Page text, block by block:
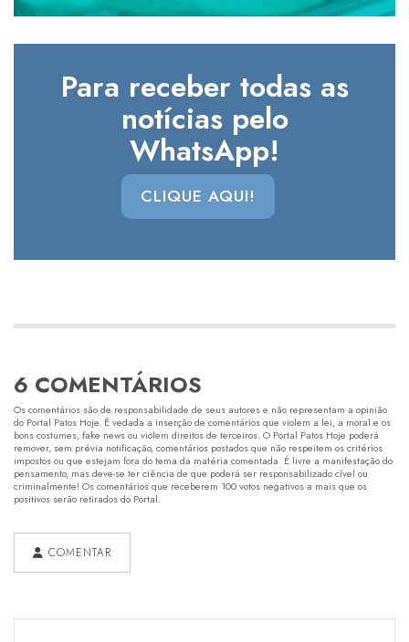
Para receber todas as
notícias pelo
WhatsApp!
CLIQUE AQUI!
6 COMENTÁRIOS
Os comentários são de responsabilidade de seus autores e não representam a opinião
do Portal Patos Hoje. É vedada a inserção de comentários que violem a lei, a moral e os
bons costumes, fake news ou violem direitos de terceiros. O Portal Patos Hoje poderá
remover, sem prévia notificação, comentários postados que não respeitem os critérios
impostos ou que estejam fora do tema da matéria comentada. É livre a manifestação do
pensamento, mas deve-se ter ciência de que poderá ser responsabilizado cível ou
criminalmente! Os comentários que receberem 100 votos negativos a mais que os
positivos serão retirados do Portal.
COMENTAR